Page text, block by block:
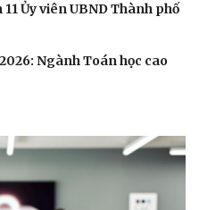
Ủy viên UBND Thành phố
Ngành Toán học cao